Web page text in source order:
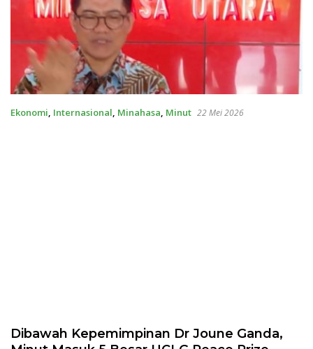
Ekonomi, Internasional, Minahasa, Minut 22 Mei 2026
Dibawah Kepemimpinan Dr Joune Ganda,